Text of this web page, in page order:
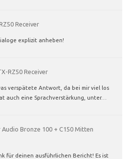
Receiver
explizit anheben!
RZ50 Receiver
verspätete Antwort, da bei mir viel los
auch eine Sprachverstärkung, unter…
Bronze 100 + C150 Mitten
für deinen ausführlichen Bericht! Es ist